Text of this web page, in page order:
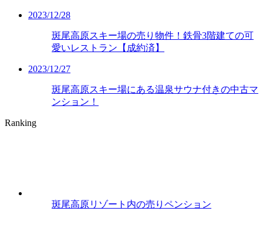
2023/12/28
斑尾高原スキー場の売り物件！鉄骨3階建ての可
愛いレストラン【成約済】
2023/12/27
斑尾高原スキー場にある温泉サウナ付きの中古マ
ンション！
Ranking
斑尾高原リゾート内の売りペンション